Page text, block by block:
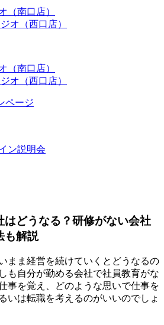
（南口店）
オ（西口店）
（南口店）
オ（西口店）
ページ
ン説明会
はどうなる？研修がない会社
も解説
まま経営を続けていくとどうなるの
も自分が勤める会社で社員教育がな
事を覚え、どのような思いで仕事を
いは転職を考えるのがいいのでしょ